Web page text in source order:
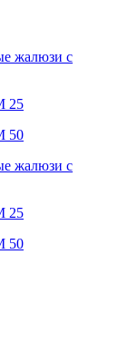
жалюзи с
25
50
жалюзи с
25
50